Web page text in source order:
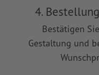
4.
Bestätigen
Gestaltung und